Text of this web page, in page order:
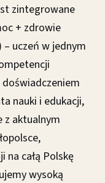
zintegrowane
+ zdrowie
– uczeń w jednym
nauki i edukacji,
z aktualnym
na całą Polskę
wysoką